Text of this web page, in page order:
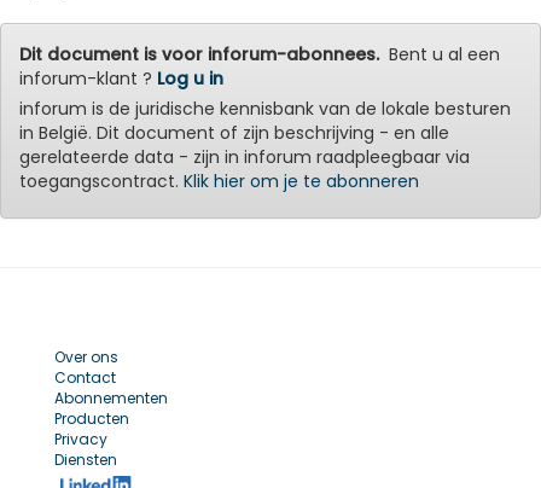
Dit document is voor inforum-abonnees.Bent u al een
inforum-klant ? Log u in
inforum is de juridische kennisbank van de lokale besturen
in België. Dit document of zijn beschrijving - en alle
gerelateerde data - zijn in inforum raadpleegbaar via
toegangscontract. Klik hier om je te abonneren
Over ons
Contact
Abonnementen
Producten
Privacy
Diensten